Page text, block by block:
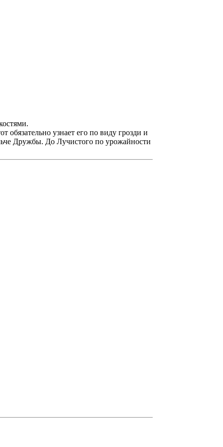
обязательно узнает его по виду грозди и
Дружбы. До Лучистого по урожайности